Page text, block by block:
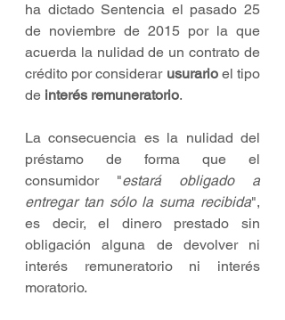
ha dictado Sentencia el pasado 25
de noviembre de 2015 por la que
acuerda la nulidad de un contrato de
crédito por considerar usurario el tipo
de interés remuneratorio.
La consecuencia es la nulidad del
préstamo de forma que el
consumidor "estará obligado a
entregar tan sólo la suma recibida",
es decir, el dinero prestado sin
obligación alguna de devolver ni
interés remuneratorio ni interés
moratorio.